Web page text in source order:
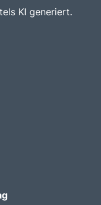
KI generiert.